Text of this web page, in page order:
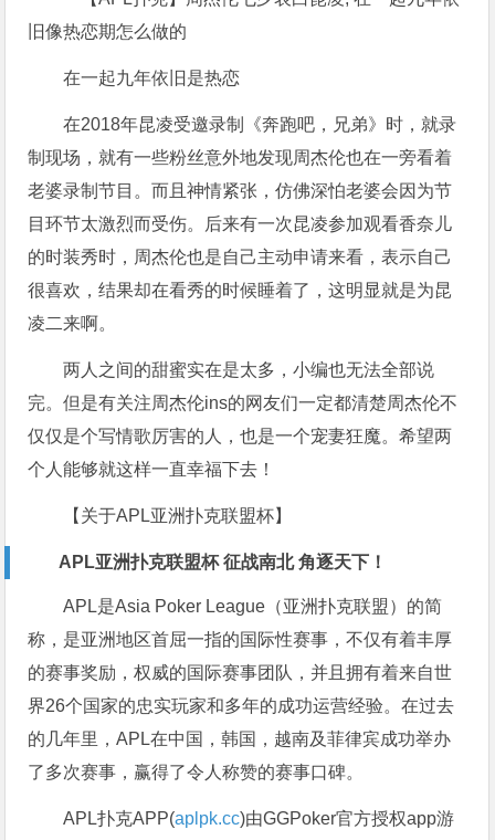
在一起九年依旧是热恋
在2018年昆凌受邀录制《奔跑吧，兄弟》时，就录
制现场，就有一些粉丝意外地发现周杰伦也在一旁看着
老婆录制节目。而且神情紧张，仿佛深怕老婆会因为节
目环节太激烈而受伤。后来有一次昆凌参加观看香奈儿
的时装秀时，周杰伦也是自己主动申请来看，表示自己
很喜欢，结果却在看秀的时候睡着了，这明显就是为昆
凌二来啊。
两人之间的甜蜜实在是太多，小编也无法全部说
完。但是有关注周杰伦ins的网友们一定都清楚周杰伦不
仅仅是个写情歌厉害的人，也是一个宠妻狂魔。希望两
个人能够就这样一直幸福下去！
【关于APL亚洲扑克联盟杯】
APL亚洲扑克联盟杯 征战南北 角逐天下！
APL是Asia Poker League（亚洲扑克联盟）的简
称，是亚洲地区首屈一指的国际性赛事，不仅有着丰厚
的赛事奖励，权威的国际赛事团队，并且拥有着来自世
界26个国家的忠实玩家和多年的成功运营经验。在过去
的几年里，APL在中国，韩国，越南及菲律宾成功举办
了多次赛事，赢得了令人称赞的赛事口碑。
APL扑克APP(aplpk.cc)由GGPoker官方授权app游